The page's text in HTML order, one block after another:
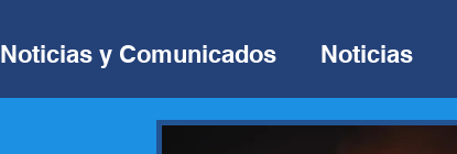
Noticias y Comunicados Noticias